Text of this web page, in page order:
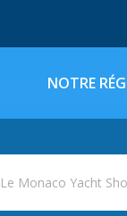
NOTRE
Le Monaco Yacht